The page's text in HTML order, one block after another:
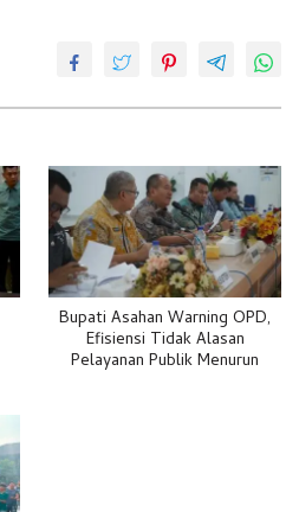
Bupati Asahan Warning OPD,
Efisiensi Tidak Alasan
Pelayanan Publik Menurun